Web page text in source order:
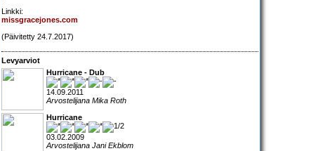
Linkki:
missgracejones.com
(Päivitetty 24.7.2017)
Levyarviot
Hurricane - Dub
14.09.2011
Arvostelijana Mika Roth
Hurricane
03.02.2009
Arvostelijana Jani Ekblom